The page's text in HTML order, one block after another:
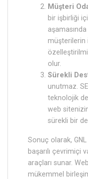
Müşteri
bir işbirliği
müşterilerin
olur.
Sürekli
unutmaz.
teknolojik
web
sürekli bir
Sonuç olarak,
başarılı çevrimiçi
araçları sunar.
mükemmel